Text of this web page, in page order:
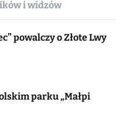
l
c
i widzów
powalczy o Złote Lwy
parku „Małpi